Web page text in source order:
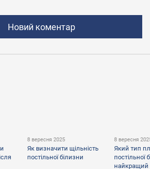
Новий коментар
8 вересня 2025
Як визначити щільність
постільної білизни
8 вересня
Який тип
постільної
найкращий